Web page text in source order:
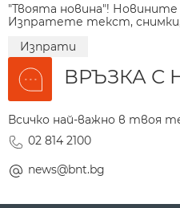
"Твоята новина"!
Изпратете текст,
Изпрати
ВРЪЗКА С
Всичко най-важно в твоя
02 814 2100
news@bnt.bg